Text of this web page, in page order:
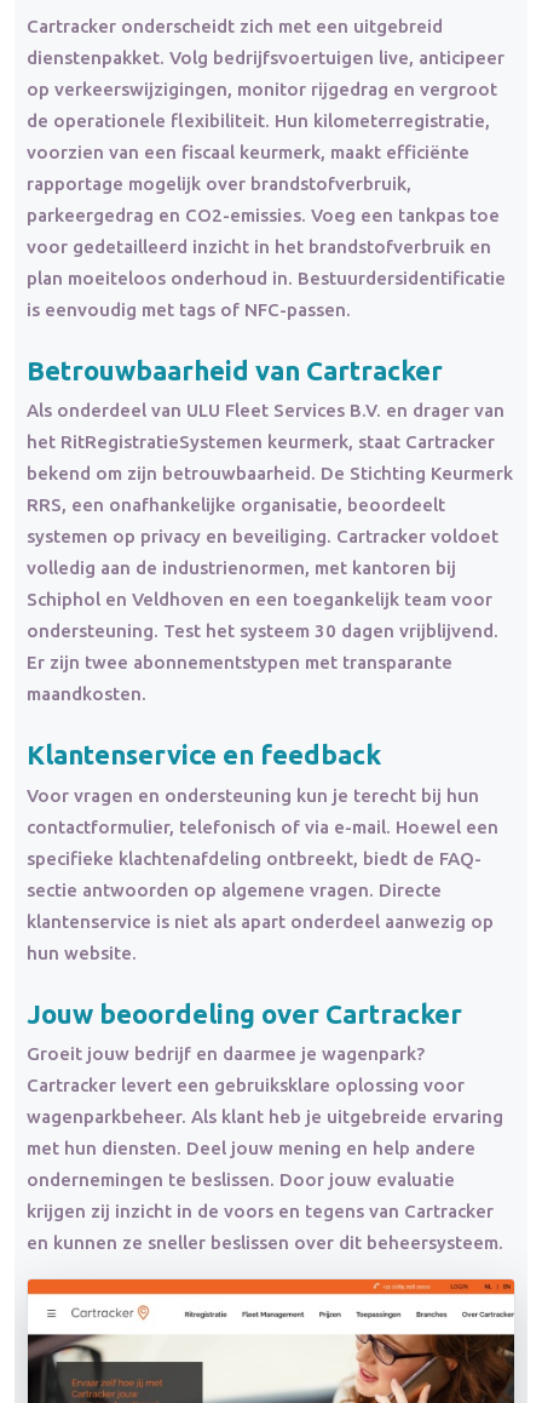
Cartracker onderscheidt zich met een uitgebreid
dienstenpakket. Volg bedrijfsvoertuigen live, anticipeer
op verkeerswijzigingen, monitor rijgedrag en vergroot
de operationele flexibiliteit. Hun kilometerregistratie,
voorzien van een fiscaal keurmerk, maakt efficiënte
rapportage mogelijk over brandstofverbruik,
parkeergedrag en CO2-emissies. Voeg een tankpas toe
voor gedetailleerd inzicht in het brandstofverbruik en
plan moeiteloos onderhoud in. Bestuurdersidentificatie
is eenvoudig met tags of NFC-passen.
Betrouwbaarheid van Cartracker
Als onderdeel van ULU Fleet Services B.V. en drager van
het RitRegistratieSystemen keurmerk, staat Cartracker
bekend om zijn betrouwbaarheid. De Stichting Keurmerk
RRS, een onafhankelijke organisatie, beoordeelt
systemen op privacy en beveiliging. Cartracker voldoet
volledig aan de industrienormen, met kantoren bij
Schiphol en Veldhoven en een toegankelijk team voor
ondersteuning. Test het systeem 30 dagen vrijblijvend.
Er zijn twee abonnementstypen met transparante
maandkosten.
Klantenservice en feedback
Voor vragen en ondersteuning kun je terecht bij hun
contactformulier, telefonisch of via e-mail. Hoewel een
specifieke klachtenafdeling ontbreekt, biedt de FAQ-
sectie antwoorden op algemene vragen. Directe
klantenservice is niet als apart onderdeel aanwezig op
hun website.
Jouw beoordeling over Cartracker
Groeit jouw bedrijf en daarmee je wagenpark?
Cartracker levert een gebruiksklare oplossing voor
wagenparkbeheer. Als klant heb je uitgebreide ervaring
met hun diensten. Deel jouw mening en help andere
ondernemingen te beslissen. Door jouw evaluatie
krijgen zij inzicht in de voors en tegens van Cartracker
en kunnen ze sneller beslissen over dit beheersysteem.